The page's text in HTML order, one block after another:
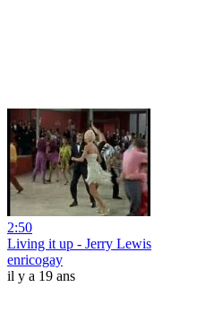
2:50
Living it up - Jerry Lewis
enricogay
il y a 19 ans